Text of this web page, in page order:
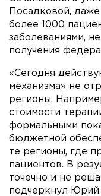
Посадковой,
более 1000
заболеваниями,
получения
«Сегодня
механизма» не
регионы.
стоимости
формальными
бюджетной
те регионы, где
пациентов. В
точечно и не
подчеркнул